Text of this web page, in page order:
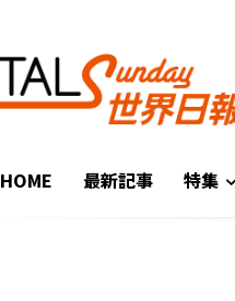
HOME 最新記事 特集